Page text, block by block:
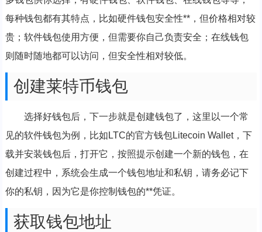
每种钱包都有其特点，比如硬件钱包安全性**，但价格相对较
贵；软件钱包使用方便，但需要你自己负责安全；在线钱包
则随时随地都可以访问，但安全性相对较低。
创建莱特币钱包
选择好钱包后，下一步就是创建钱包了，这里以一个常
见的软件钱包为例，比如LTC的官方钱包Litecoin Wallet，下
载并安装钱包后，打开它，按照提示创建一个新的钱包，在
创建过程中，系统会生成一个钱包地址和私钥，请务必记下
你的私钥，因为它是你控制钱包的**凭证。
获取钱包地址